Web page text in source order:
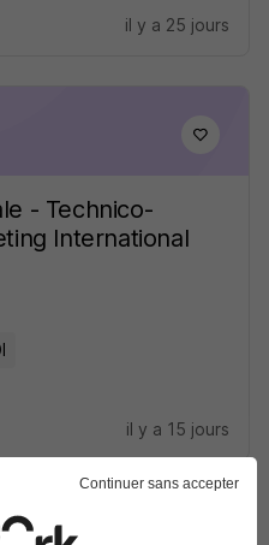
il y a 25 jours
- Technico-
International
il y a 15 jours
Continuer sans accepter